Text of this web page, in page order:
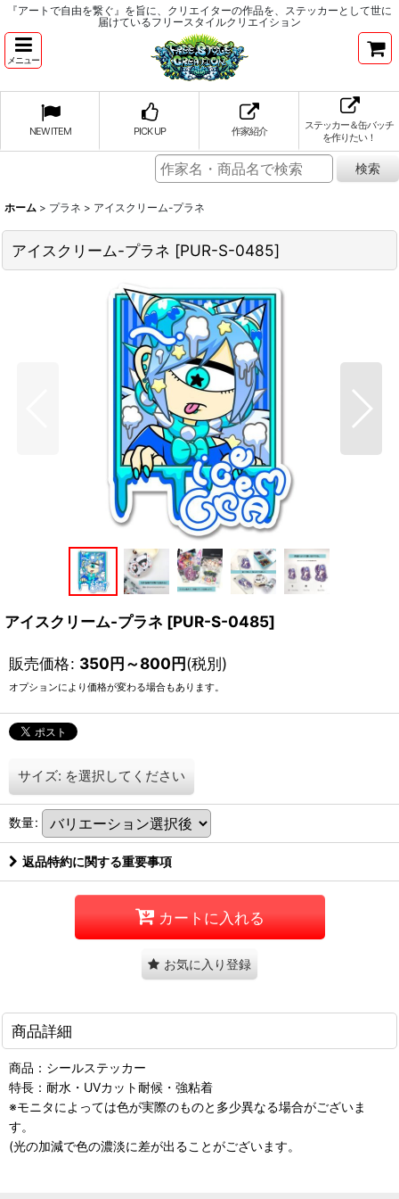
『アートで自由を繋ぐ』を旨に、クリエイターの作品を、ステッカーとして世に
届けているフリースタイルクリエイション
メニュー
NEW ITEM PICK UP 作家紹介
ステッカー＆缶バッチ
を作りたい！
ホーム > プラネ > アイスクリーム-プラネ
アイスクリーム-プラネ [PUR-S-0485]
アイスクリーム-プラネ [PUR-S-0485]
販売価格: 350円～800円(税別)
オプションにより価格が変わる場合もあります。
サイズ: を選択してください
数量:
返品特約に関する重要事項
カートに入れる
お気に入り登録
商品詳細
商品：シールステッカー
特長：耐水・UVカット耐候・強粘着
※モニタによっては色が実際のものと多少異なる場合がございま
す。
(光の加減で色の濃淡に差が出ることがございます。